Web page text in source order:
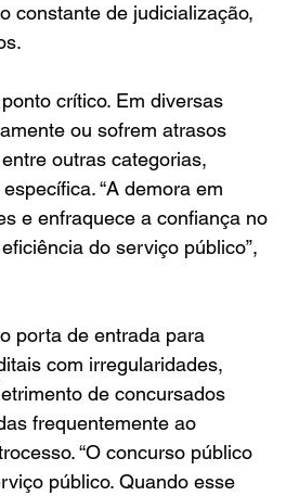
constante de judicialização,
crítico. Em diversas
ou sofrem atrasos
outras categorias,
“A demora em
e enfraquece a confiança no
do serviço público”,
porta de entrada para
com irregularidades,
de concursados
frequentemente ao
“O concurso público
público. Quando esse